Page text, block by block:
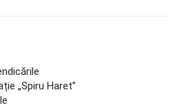
„Spiru Haret”